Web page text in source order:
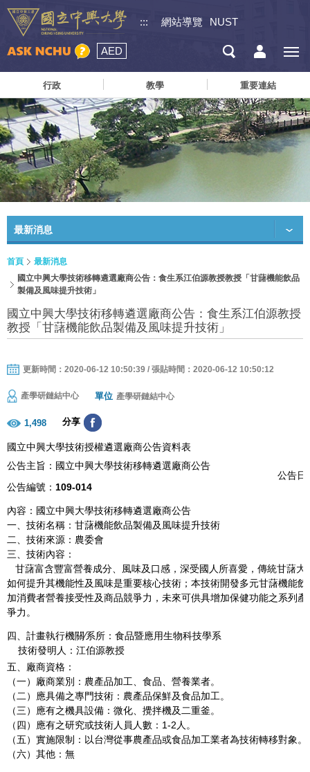
::: 網站導覽 NUST
AED
行政 教學 重要連結
最新消息
首頁
最新消息
國立中興大學技術移轉遴選廠商公告：食生系江伯源教授教授「甘藷機能飲品
製備及風味提升技術」
國立中興大學技術移轉遴選廠商公告：食生系江伯源教授
教授「甘藷機能飲品製備及風味提升技術」
更新時間：2020-06-12 10:50:39 / 張貼時間：2020-06-12 10:50:12
產學研鏈結中心 單位 產學研鏈結中心
1,498 分享
國立中興大學技術授權遴選廠商公告資料表
公告主旨：國立中興大學技術移轉遴選廠商公告
公告日
公告編號： 109-014
內容：國立中興大學技術移轉遴選廠商公告
一、技術名稱：甘藷機能飲品製備及風味提升技術
二、技術來源：農委會
三、技術內容：
甘藷富含豐富營養成分、風味及口感，深受國人所喜愛，傳統甘藷大
如何提升其機能性及風味是重要核心技術；本技術開發多元甘藷機能
加消費者營養接受性及商品競爭力，未來可供具增加保健功能之系列
爭力。
四、計畫執行機關∕系所：食品暨應用生物科技學系
技術發明人：江伯源教授
五、廠商資格：
（一）廠商業別：農產品加工、食品、營養業者。
（二）應具備之專門技術：農產品保鮮及食品加工。
（三）應有之機具設備：微化、攪拌機及二重釜。
（四）應有之研究或技術人員人數：1-2人。
（五）實施限制：以台灣從事農產品或食品加工業者為技術轉移對象。
（六）其他：無